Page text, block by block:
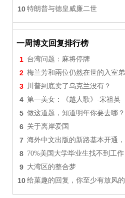
10 特朗普与德皇威廉二世
一周博文回复排行榜
1 台湾问题：麻将停牌
2 梅兰芳和兩位仍然在世的入室弟
3 川普到底卖了乌克兰没有？
4 第一美女：《越人歌》-宋祖英
5 做这道题，知道明年你要去哪？
6 关于离岸爱国
7 海外中文出版的新路基本开通，
8 70%美国大学毕业生找不到工作
9 大湾区的整合梦
10 给菓趣的回复，你至少有放风的